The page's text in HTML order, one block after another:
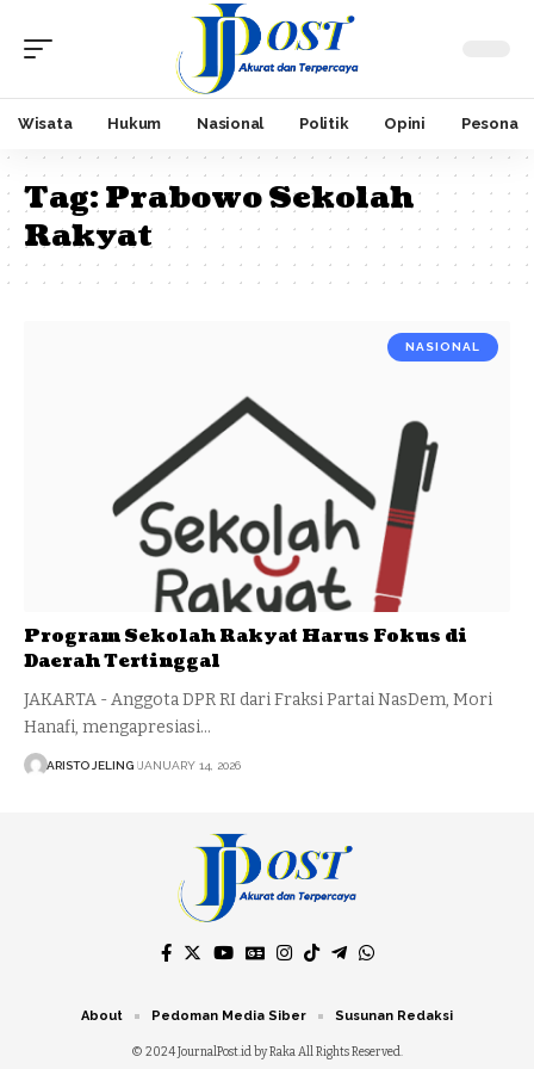
Wisata Hukum Nasional Politik Opini Pesona
Tag:Prabowo Sekolah
Rakyat
NASIONAL
Program Sekolah Rakyat Harus Fokus di
Daerah Tertinggal
JAKARTA - Anggota DPR RI dari Fraksi Partai NasDem, Mori
Hanafi, mengapresiasi…
ARISTO JELING JANUARY 14, 2026
© 2024 JournalPost.id by Raka All Rights Reserved.
About Pedoman Media Siber Susunan Redaksi